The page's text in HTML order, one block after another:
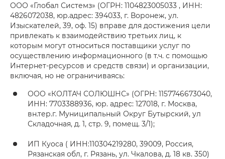
ООО «Глобал Системз» (ОГРН: 1104823005033 , ИНН:
4826072038, юр.адрес: 394033, г. Воронеж, ул.
Изыскателей, 39, оф. 15) вправе для достижения цели
привлекать к взаимодействию третьих лиц, к
которым могут относиться поставщики услуг по
осуществлению информационного (в т.ч. с помощью
Интернет-ресурсов и средств связи) и организации,
включая, но не ограничиваясь:
ООО «КОЛТАЧ СОЛЮШНС» (ОГРН: 1157746673040,
ИНН: 7703388936, юр. адрес: 127018, г. Москва,
вн.тер.г. Муниципальный Округ Бутырский, ул
Складочная, д. 1, стр. 9, помещ. 3/1);
ИП Куоса ( ИНН:110304219280, 39009, Россия,
Рязанская обл, г. Рязань, ул. Чкалова, д. 18 кв. 350)